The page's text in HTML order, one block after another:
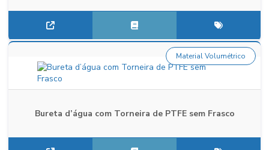
Bureta d’água com Torneira de PTFE sem Frasco
Material Volumétrico